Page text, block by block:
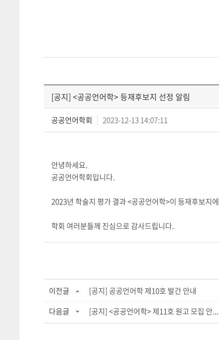
[공지] <공공언어학> 등재후보지 선정 알림
공공언어학회 2023-12-13 14:07:11
안녕하세요.
공공언어학회입니다.
2023년 학술지 평가 결과 <공공언어학>이 등재후보지
학회 여러분들께 진심으로 감사드립니다.
이전글
[공지] 공공언어학 제10호 발간 안내
다음글
[공지] <공공언어학> 제11호 원고 모집 안...